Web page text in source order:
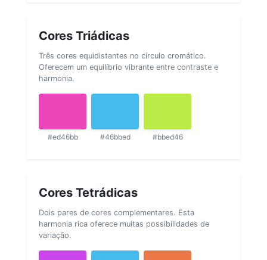
Cores Triádicas
Três cores equidistantes no círculo cromático.
Oferecem um equilíbrio vibrante entre contraste e
harmonia.
#ed46bb #46bbed #bbed46
Cores Tetrádicas
Dois pares de cores complementares. Esta
harmonia rica oferece muitas possibilidades de
variação.